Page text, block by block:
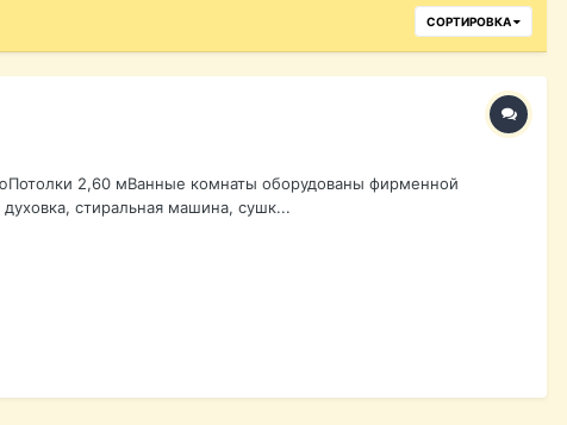
СОРТИРОВКА
2,60 мВанные комнаты оборудованы фирменной
стиральная машина, сушк...